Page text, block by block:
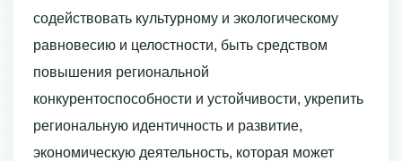
содействовать культурному и экологическому
равновесию и целостности, быть средством
повышения региональной
конкурентоспособности и устойчивости, укрепить
региональную идентичность и развитие,
экономическую деятельность, которая может